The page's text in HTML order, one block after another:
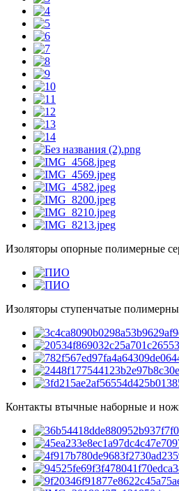
Изоляторы опорные полимерные
Изоляторы ступенчатые
Контакты втычные наборные и